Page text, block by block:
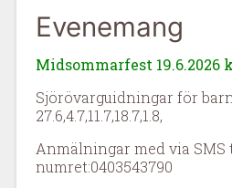
Evenemang
Midsommarfest 19.6.2026
Sjörövarguidningar för barn
27.6,4.7,11.7,18.7,1.8,
Anmälningar med via SMS
numret:0403543790